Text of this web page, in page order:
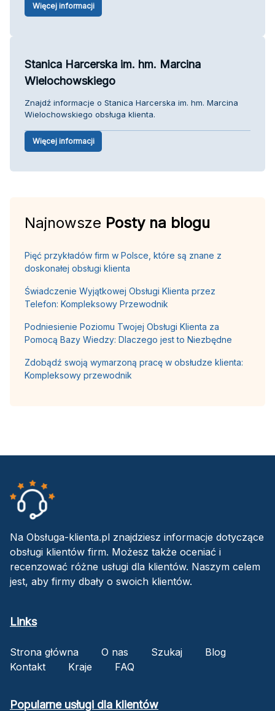
Więcej informacji
Stanica Harcerska im. hm. Marcina
Wielochowskiego
Znajdź informacje o Stanica Harcerska im. hm. Marcina
Wielochowskiego obsługa klienta.
Więcej informacji
Najnowsze Posty na blogu
Pięć przykładów firm w Polsce, które są znane z
doskonałej obsługi klienta
Świadczenie Wyjątkowej Obsługi Klienta przez
Telefon: Kompleksowy Przewodnik
Podniesienie Poziomu Twojej Obsługi Klienta za
Pomocą Bazy Wiedzy: Dlaczego jest to Niezbędne
Zdobądź swoją wymarzoną pracę w obsłudze klienta:
Kompleksowy przewodnik
Na Obsługa-klienta.pl znajdziesz informacje dotyczące
obsługi klientów firm. Możesz także oceniać i
recenzować różne usługi dla klientów. Naszym celem
jest, aby firmy dbały o swoich klientów.
Links
Strona główna O nas Szukaj
Blog
Kontakt
Kraje FAQ
Popularne usługi dla klientów